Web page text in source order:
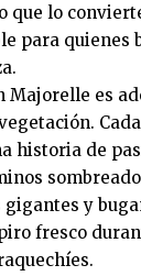
que lo
para quienes
Majorelle es
historia de
gigantes y
fresco